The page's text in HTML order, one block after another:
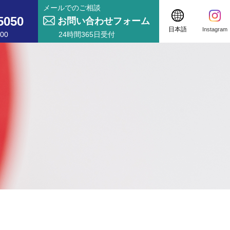
メールでのご相談
お問い合わせフォーム
24時間365日受付
日本語 Instagram